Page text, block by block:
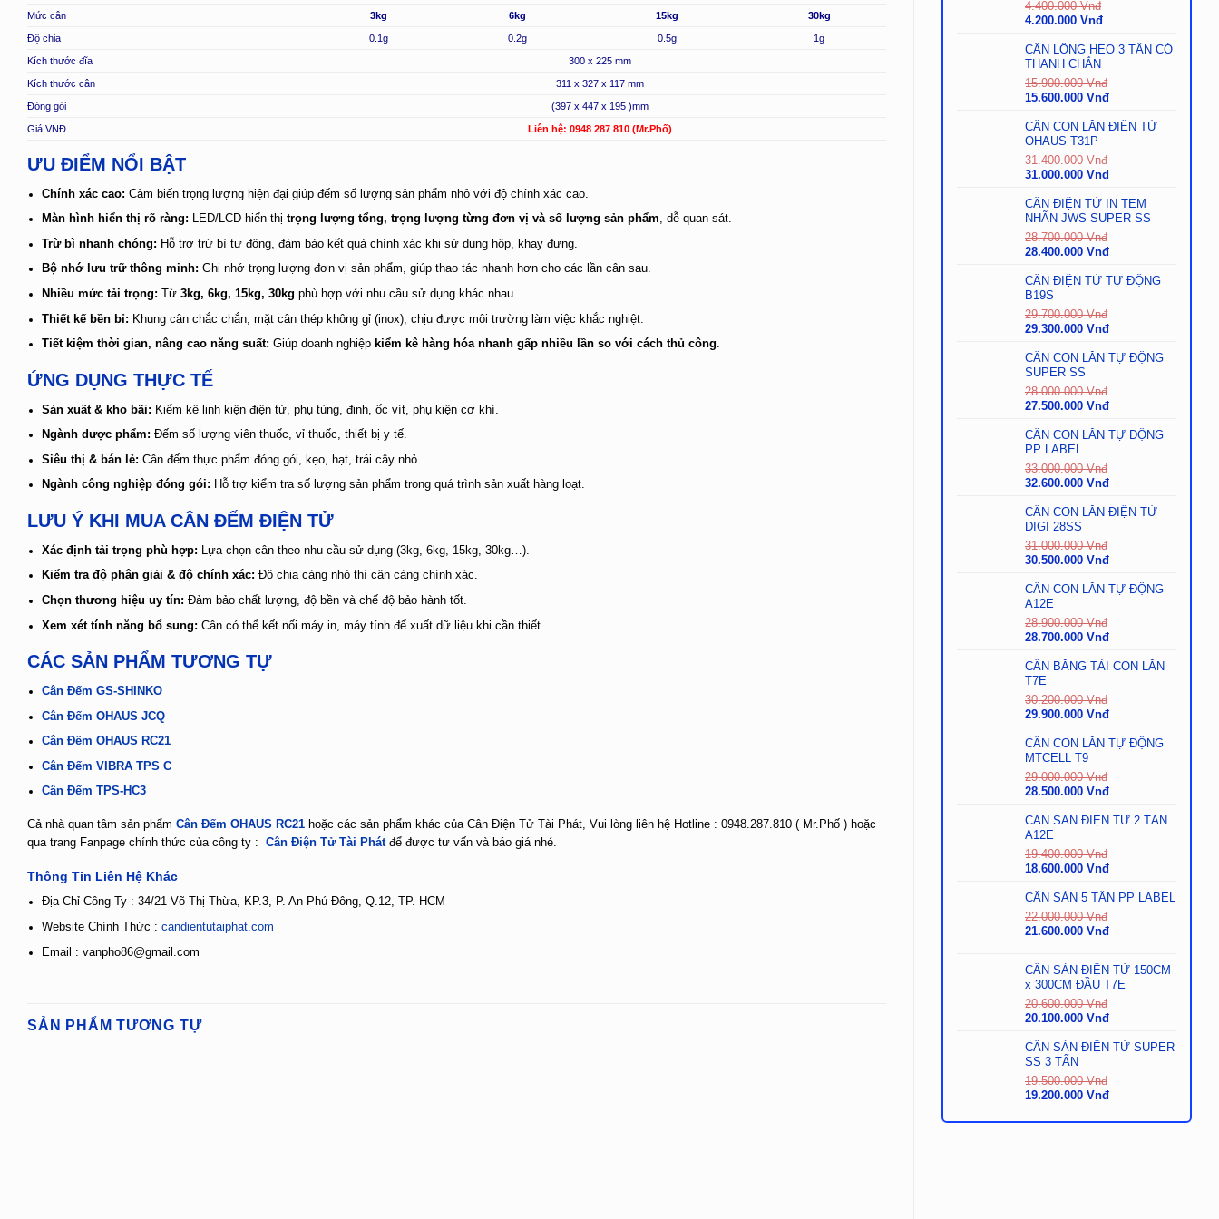
4.400.000Vnđ
Giá
là:
4.400.000
Vnđ.
4.200.000 VnđGiá
tại
4.200.000
Vnđ.
CÂN LỒNG HEO 3 TẤN CÓ
THANH CHẮN
15.900.000Vnđ
Giá
là:
15.900.000
Vnđ.
15.600.000 VnđGiá
tại
Vnđ.
CÂN CON LĂN ĐIỆN TỬ
OHAUS T31P
31.400.000Vnđ
Giá
là:
31.400.000
Vnđ.
31.000.000 VnđGiá
tại
là:
Vnđ.
CÂN ĐIỆN TỬ IN TEM
NHÃN JWS SUPER SS
28.700.000Vnđ
Giá
là:
28.700.000
Vnđ.
28.400.000 VnđGiá
tại
Vnđ.
CÂN ĐIỆN TỬ TỰ ĐỘNG
B19S
29.700.000Vnđ
Giá
là:
29.700.000
Vnđ.
29.300.000 VnđGiá
tại
Vnđ.
CÂN CON LĂN TỰ ĐỘNG
SUPER SS
28.000.000Vnđ
Giá
là:
28.000.000
Vnđ.
27.500.000 VnđGiá
tại
Vnđ.
CÂN CON LĂN TỰ ĐỘNG
PP LABEL
33.000.000Vnđ
Giá
là:
33.000.000
Vnđ.
32.600.000 VnđGiá
tại
Vnđ.
CÂN CON LĂN ĐIỆN TỬ
DIGI 28SS
31.000.000Vnđ
Giá
là:
31.000.000
Vnđ.
30.500.000 VnđGiá
tại
Vnđ.
CÂN CON LĂN TỰ ĐỘNG
A12E
28.900.000Vnđ
Giá
là:
28.900.000
Vnđ.
28.700.000 VnđGiá
tại
Vnđ.
CÂN BĂNG TẢI CON LĂN
T7E
30.200.000Vnđ
Giá
là:
30.200.000
Vnđ.
29.900.000 VnđGiá
tại
Vnđ.
CÂN CON LĂN TỰ ĐỘNG
MTCELL T9
29.000.000Vnđ
Giá
là:
29.000.000
Vnđ.
28.500.000 VnđGiá
tại
Vnđ.
CÂN SÀN ĐIỆN TỬ 2 TẤN
A12E
19.400.000Vnđ
Giá
là:
19.400.000
Vnđ.
18.600.000 VnđGiá
tại
18.600.000
CÂN SÀN 5 TẤN PP LABEL
22.000.000Vnđ
Giá
22.000.000
Vnđ.
21.600.000 VnđGiá
là:
21.600.000
CÂN SÀN ĐIỆN TỬ 150CM
x 300CM ĐẦU T7E
20.600.000Vnđ
Giá
là:
20.600.000
Vnđ.
20.100.000 VnđGiá
tại
Vnđ.
CÂN SÀN ĐIỆN TỬ SUPER
SS 3 TẤN
19.500.000Vnđ
Giá
là:
19.200.000 VnđGiá
tại
Mức cân 3kg 6kg 15kg 30kg
Độ chia 0.1g 0.2g 0.5g 1g
Kích thước đĩa 300 x 225 mm
Kích thước cân 311 x 327 x 117 mm
Đóng gói (397 x 447 x 195 )mm
Giá VNĐ Liên hệ: 0948 287 810 (Mr.Phố)
ƯU ĐIỂM NỔI BẬT
Chính xác cao: Cảm biến trọng lượng hiện đại giúp đếm số lượng sản phẩm nhỏ với độ chính xác cao.
Màn hình hiển thị rõ ràng: LED/LCD hiển thịtrọng lượng tổng, trọng lượng từng đơn vị và số lượng sản phẩm, dễ quan sát.
Trừ bì nhanh chóng: Hỗ trợ trừ bì tự động, đảm bảo kết quả chính xác khi sử dụng hộp, khay đựng.
Bộ nhớ lưu trữ thông minh: Ghi nhớ trọng lượng đơn vị sản phẩm, giúp thao tác nhanh hơn cho các lần cân sau.
Nhiều mức tải trọng:
Từ3kg, 6kg, 15kg, 30kg phù hợp với nhu cầu sử dụng khác nhau.
Thiết kế bền bỉ: Khung cân chắc chắn, mặt cân thép không gỉ (inox), chịu được môi trường làm việc khắc nghiệt.
Tiết kiệm thời gian, nâng cao năng suất: Giúp doanh nghiệp kiểm kê hàng hóa nhanh gấp nhiều lần so với cách thủ công.
ỨNG DỤNG THỰC TẾ
Sản xuất & kho bãi: Kiểm kê linh kiện điện tử, phụ tùng, đinh, ốc vít, phụ kiện cơ khí.
Ngành dược phẩm: Đếm số lượng viên thuốc, vỉ thuốc, thiết bị y tế.
Siêu thị & bán lẻ: Cân đếm thực phẩm đóng gói, kẹo, hạt, trái cây nhỏ.
Ngành công nghiệp đóng gói: Hỗ trợ kiểm tra số lượng sản phẩm trong quá trình sản xuất hàng loạt.
LƯU Ý KHI MUA CÂN ĐẾM ĐIỆN TỬ
Xác định tải trọng phù hợp: Lựa chọn cân theo nhu cầu sử dụng (3kg, 6kg, 15kg, 30kg…).
Kiểm tra độ phân giải & độ chính xác: Độ chia càng nhỏ thì cân càng chính xác.
Chọn thương hiệu uy tín: Đảm bảo chất lượng, độ bền và chế độ bảo hành tốt.
Xem xét tính năng bổ sung: Cân có thể kết nối máy in, máy tính để xuất dữ liệu khi cần thiết.
CÁC SẢN PHẨM TƯƠNG TỰ
Cân Đếm GS-SHINKO
Cân Đếm OHAUS JCQ
Cân Đếm OHAUS RC21
Cân Đếm VIBRA TPS C
Cân Đếm TPS-HC3
Cả nhà quan tâm sản phẩm Cân Đếm OHAUS RC21 hoặc các sản phẩm khác của Cân Điện Tử Tài Phát, Vui lòng liên hệ Hotline : 0948.287.810 ( Mr.Phố ) hoặc
qua trang Fanpage chính thức của công ty : Cân Điện Tử Tài Phát để được tư vấn và báo giá nhé.
Thông Tin Liên Hệ Khác
Địa Chỉ Công Ty : 34/21 Võ Thị Thừa, KP.3, P. An Phú Đông, Q.12, TP. HCM
Website Chính Thức :candientutaiphat.com
Email : vanpho86@gmail.com
SẢN PHẨM TƯƠNG TỰ